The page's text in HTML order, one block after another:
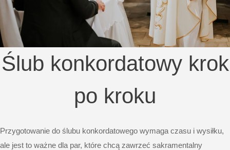
Ślub konkordatowy krok
po kroku
Przygotowanie do ślubu konkordatowego wymaga czasu i wysiłku,
ale jest to ważne dla par, które chcą zawrzeć sakramentalny